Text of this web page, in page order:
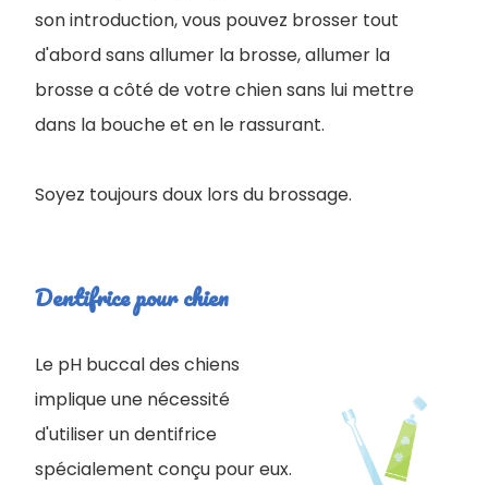
son introduction, vous pouvez brosser tout
d'abord sans allumer la brosse, allumer la
brosse a côté de votre chien sans lui mettre
dans la bouche et en le rassurant.
Soyez toujours doux lors du brossage.
Dentifrice pour chien
Le pH buccal des chiens
implique une nécessité
d'utiliser un dentifrice
spécialement conçu pour eux.